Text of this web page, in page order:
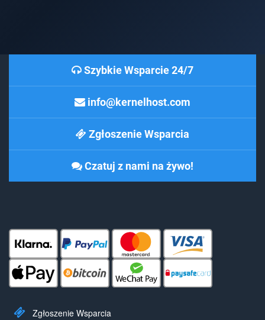
Szybkie Wsparcie 24/7
info@kernelhost.com
Zgłoszenie Wsparcia
Czatuj z nami na żywo!
Zgłoszenie Wsparcia